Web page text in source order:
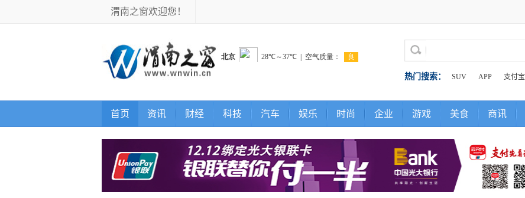
渭南之窗欢迎您！
热门搜索： SUV APP 支付宝
首页 资讯 财经 科技 汽车 娱乐 时尚 企业 游戏 美食 商讯